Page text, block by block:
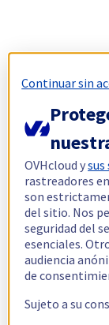
Continuar sin
OVHcloud ysus
rastreadores
son
del sitio. Nos
seguridad del
esenciales.
audiencia
de
Sujeto a su